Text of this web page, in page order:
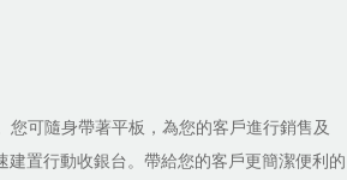
可隨身帶著平板，為您的客戶進行銷售及
置行動收銀台。帶給您的客戶更簡潔便利的